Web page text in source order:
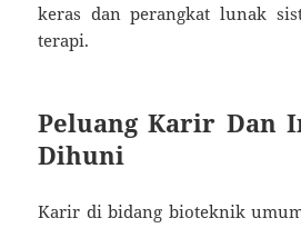
keras dan perangkat lunak
terapi.
Peluang Karir Dan
Dihuni
Karir di bidang bioteknik